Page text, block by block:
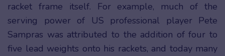
racket frame itself. For example, much of the
serving power of US professional player Pete
Sampras was attributed to the addition of four to
five lead weights onto his rackets, and today many